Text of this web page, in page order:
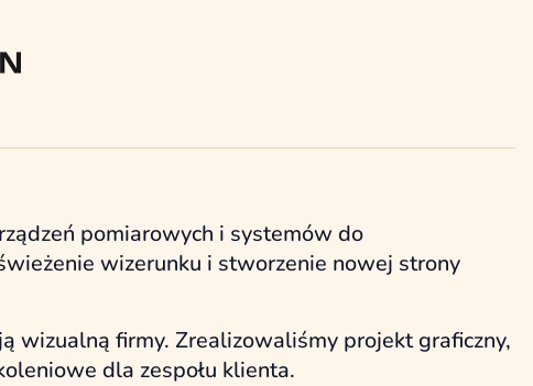
pomiarowych i systemów do
wizerunku i stworzenie nowej strony
wizualną firmy. Zrealizowaliśmy projekt graficzny,
dla zespołu klienta.